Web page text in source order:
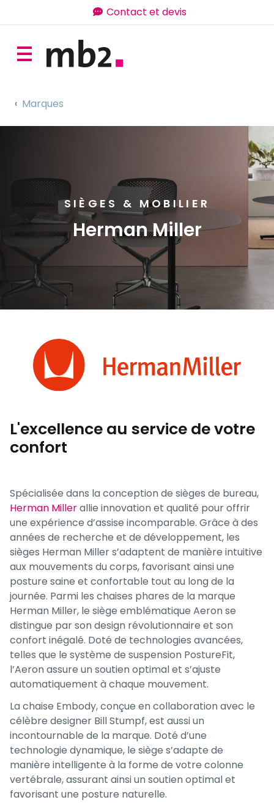
Contact et devis
Marques
SIÈGES & MOBILIER
Herman Miller
L'excellence au service de votre
confort
Spécialisée dans la conception de sièges de bureau,
Herman Millerallie innovation et qualité pour offrir
une expérience d’assise incomparable. Grâce à des
années de recherche et de développement, les
sièges Herman Miller s’adaptent de manière intuitive
aux mouvements du corps, favorisant ainsi une
posture saine et confortable tout au long de la
journée. Parmi les chaises phares de la marque
Herman Miller, le siège emblématique Aeron se
distingue par son design révolutionnaire et son
confort inégalé. Doté de technologies avancées,
telles que le système de suspension PostureFit,
l’Aeron assure un soutien optimal et s’ajuste
automatiquement à chaque mouvement.
La chaise Embody, conçue en collaboration avec le
célèbre designer Bill Stumpf, est aussi un
incontournable de la marque. Doté d’une
technologie dynamique, le siège s’adapte de
manière intelligente à la forme de votre colonne
vertébrale, assurant ainsi un soutien optimal et
favorisant une posture naturelle.